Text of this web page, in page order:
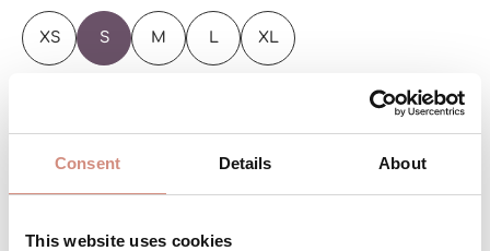
Consent Details About
This website uses cookies
XS S M L XL
dir!